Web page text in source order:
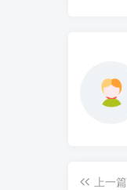
上一篇